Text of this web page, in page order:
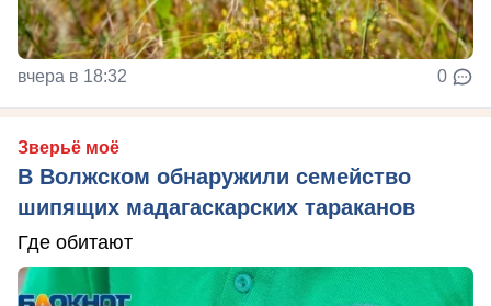
вчера в 18:32 0
Зверьё моё
В Волжском обнаружили семейство
шипящих мадагаскарских тараканов
Где обитают